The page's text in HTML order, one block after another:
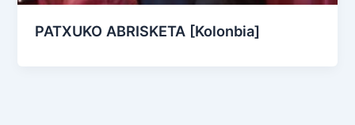
PATXUKO ABRISKETA [Kolonbia]